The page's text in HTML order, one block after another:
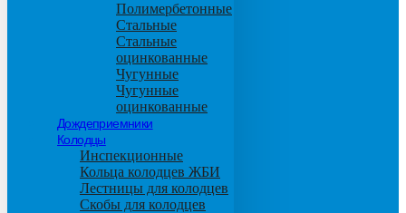
Полимербетонные
Стальные
Стальные
оцинкованные
Чугунные
Чугунные
оцинкованные
Дождеприемники
Колодцы
Инспекционные
Кольца колодцев ЖБИ
Лестницы для колодцев
Скобы для колодцев